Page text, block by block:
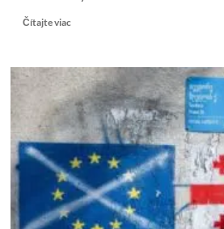
Čítajte viacRead
Megaprúser
vlád
Matoviča,
Hegera
a
Ódora
za
50
miliónov
€